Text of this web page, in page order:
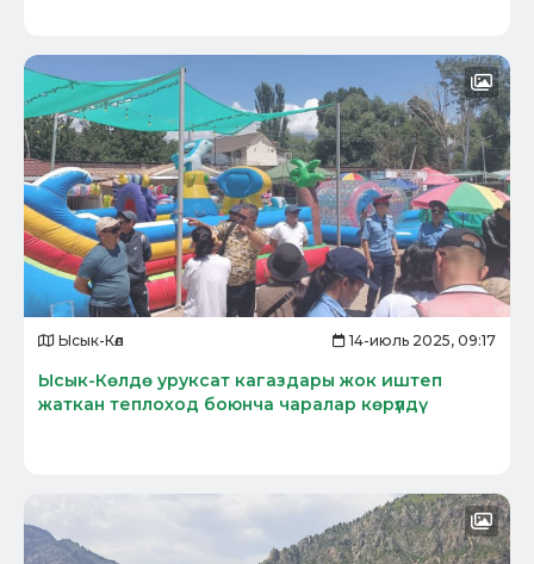
Ысык-Көл 14-июль 2025, 09:17
Ысык-Көлдө уруксат кагаздары жок иштеп
жаткан теплоход боюнча чаралар көрүлдү